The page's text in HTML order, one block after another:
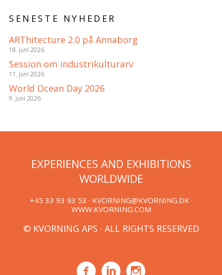
SENESTE NYHEDER
ARThitecture 2.0 på Annaborg
18. juni 2026
Session om industrikulturarv
11. juni 2026
World Ocean Day 2026
9. juni 2026
EXPERIENCES AND EXHIBITIONS
WORLDWIDE
+45 33 93 93 53 · KVORNING@KVORNING.DK·
WWW.KVORNING.COM
© KVORNING APS · ALL RIGHTS RESERVED